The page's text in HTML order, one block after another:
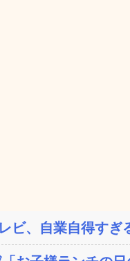
ビ、自業自得すぎ